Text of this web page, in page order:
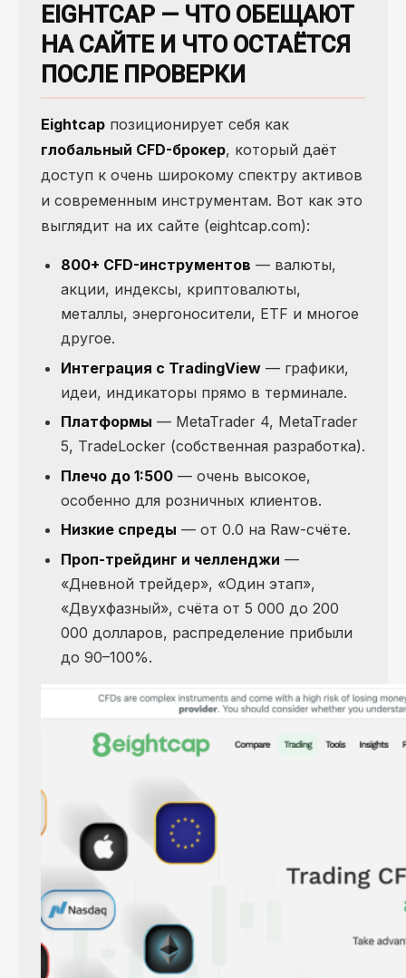
EIGHTCAP — ЧТО ОБЕЩАЮТ
НА САЙТЕ И ЧТО ОСТАЁТСЯ
ПОСЛЕ ПРОВЕРКИ
Eightcap позиционирует себя как
глобальный CFD-брокер, который даёт
доступ к очень широкому спектру активов
и современным инструментам. Вот как это
выглядит на их сайте (eightcap.com):
800+ CFD-инструментов — валюты,
акции, индексы, криптовалюты,
металлы, энергоносители, ETF и многое
другое.
Интеграция с TradingView — графики,
идеи, индикаторы прямо в терминале.
Платформы — MetaTrader 4, MetaTrader
5, TradeLocker (собственная разработка).
Плечо до 1:500 — очень высокое,
особенно для розничных клиентов.
Низкие спреды — от 0.0 на Raw-счёте.
Проп-трейдинг и челленджи —
«Дневной трейдер», «Один этап»,
«Двухфазный», счёта от 5 000 до 200
000 долларов, распределение прибыли
до 90–100%.